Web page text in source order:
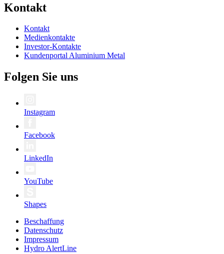
Kontakt
Kontakt
Medienkontakte
Investor-Kontakte
Kundenportal Aluminium Metal
Folgen Sie uns
Instagram
Facebook
LinkedIn
YouTube
Shapes
Beschaffung
Datenschutz
Impressum
Hydro AlertLine